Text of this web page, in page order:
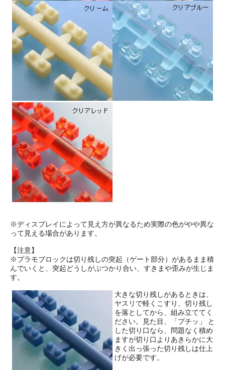
※ディスプレイによって見え方が異なるため実際の色がやや異な
って見える場合があります。
【注意】
※プラモブロックは切り残しの突起（ゲート部分）があるまま積
んでいくと、突起どうしがぶつかり合い、すきまや歪みが生じま
す。
大きな切り残しがあるときは、
ヤスリで軽くこすり、切り残し
を落としてから、組み立ててく
ださい。見た目、「プチッ」 と
した切り口なら、問題なく積め
ますが切り口よりあきらかに大
きく出っ張った切り残しは仕上
げが必要です。